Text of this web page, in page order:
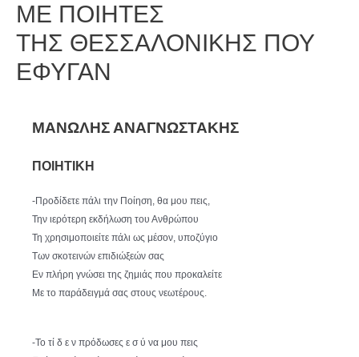
ΜΕ ΠΟΙΗΤΕΣ
ΤΗΣ ΘΕΣΣΑΛΟΝΙΚΗΣ ΠΟΥ
ΕΦΥΓΑΝ
ΜΑΝΩΛΗΣ ΑΝΑΓΝΩΣΤΑΚΗΣ
ΠΟΙΗΤΙΚΗ
-Προδίδετε πάλι την Ποίηση, θα μου πεις,
Την ιερότερη εκδήλωση του Ανθρώπου
Τη χρησιμοποιείτε πάλι ως μέσον, υποζύγιο
Των σκοτεινών επιδιώξεών σας
Εν πλήρη γνώσει της ζημιάς που προκαλείτε
Με το παράδειγμά σας στους νεωτέρους.
-Το τί δ ε ν πρόδωσες ε σ ύ να μου πεις